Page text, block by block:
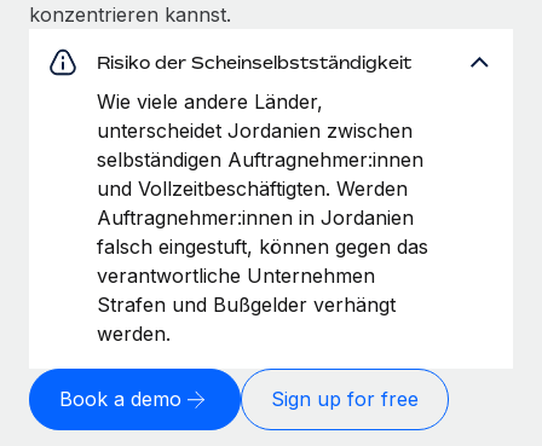
konzentrieren kannst.
Risiko der Scheinselbstständigkeit
Wie viele andere Länder,
unterscheidet Jordanien zwischen
selbständigen Auftragnehmer:innen
und Vollzeitbeschäftigten. Werden
Auftragnehmer:innen in Jordanien
falsch eingestuft, können gegen das
verantwortliche Unternehmen
Strafen und Bußgelder verhängt
werden.
Book a demo Sign up for free